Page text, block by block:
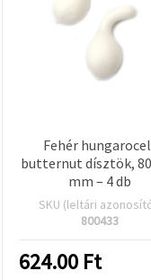
Fehér
butternut dísztök, 80
mm – 4 db
SKU (leltári
800433
624.00 Ft